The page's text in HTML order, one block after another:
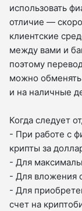
использовать
отличие —
клиентские
между вами и
поэтому
можно обменять
и на наличные
Когда следует
- При работе с
крипты за
- Для
- Для вложения
- Для
счет на